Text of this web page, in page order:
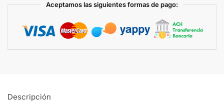
Aceptamos las siguientes formas de pago:
Descripción